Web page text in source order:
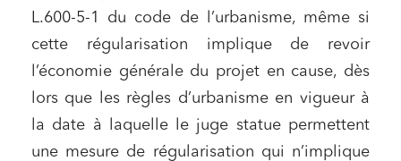
L.600-5-1 du code de l’urbanisme, même si
cette régularisation implique de revoir
l’économie générale du projet en cause, dès
lors que les règles d’urbanisme en vigueur à
la date à laquelle le juge statue permettent
une mesure de régularisation qui n’implique